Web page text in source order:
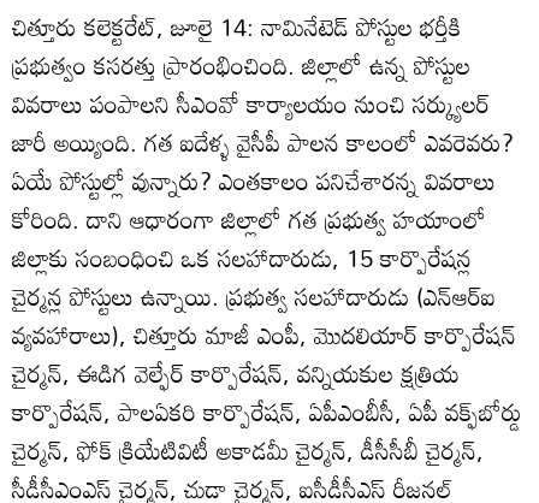
చిత్తూరు కలెక్టరేట్‌, జూలై 14: నామినేటెడ్‌ పోస్టుల భర్తీకి
ప్రభుత్వం కసరత్తు ప్రారంభించింది. జిల్లాలో ఉన్న పోస్టుల
వివరాలు పంపాలని సీఎంవో కార్యాలయం నుంచి సర్క్యులర్‌
జారీ అయ్యింది. గత ఐదేళ్ళ వైసీపీ పాలన కాలంలో ఎవరెవరు?
ఏయే పోస్టుల్లో వున్నారు? ఎంతకాలం పనిచేశారన్న వివరాలు
కోరింది. దాని ఆధారంగా జిల్లాలో గత ప్రభుత్వ హయాంలో
జిల్లాకు సంబంధించి ఒక సలహాదారుడు, 15 కార్పొరేషన్ల
చైర్మన్ల పోస్టులు ఉన్నాయి. ప్రభుత్వ సలహాదారుడు (ఎన్‌ఆర్‌ఐ
వ్యవహారాలు), చిత్తూరు మాజీ ఎంపీ, మొదలియార్‌ కార్పొరేషన్‌
చైర్మన్‌, ఈడిగ వెల్ఫేర్‌ కార్పొరేషన్‌, వన్నియకుల క్షత్రియ
కార్పొరేషన్‌, పాలఏకరి కార్పొరేషన్‌, ఏపీఎంబీసీ, ఏపీ వక్ఫ్‌బోర్డు
చైర్మన్‌, ఫోక్‌ క్రియేటివిటీ అకాడమీ చైర్మన్‌, డీసీసీబీ చైర్మన్‌,
సీడీసీఎంఎస్‌ చైర్మన్‌, చుడా చైర్మన్‌, ఐసీడీసీఎస్‌ రీజనల్‌